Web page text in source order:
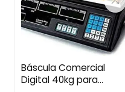
Báscula Comercial
Digital 40kg para